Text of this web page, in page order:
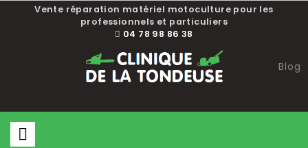
Vente réparation matériel motoculture pour les
professionnels et particuliers
04 78 98 86 38
Blog